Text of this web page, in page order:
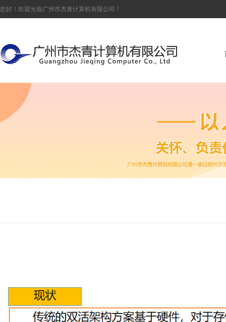
您好！欢迎光临广州市杰青计算机有限公司！